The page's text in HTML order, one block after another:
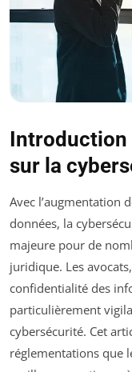
Introduction
sur la
Avec l’augmentation
données, la
majeure pour de
juridique. Les
confidentialité des
particulièrement
cybersécurité. Cet
réglementations que